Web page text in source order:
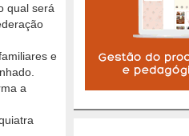
qual será
e
a